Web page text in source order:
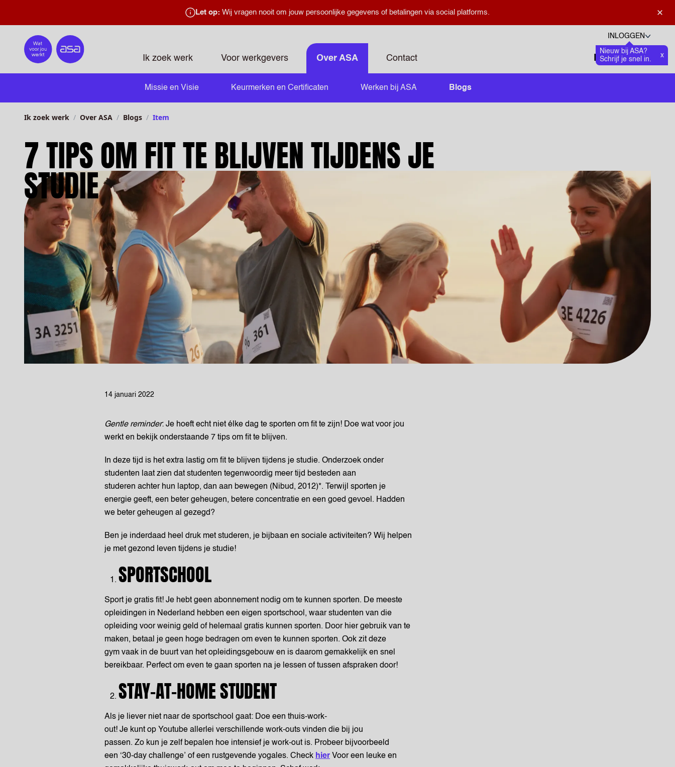
×
Let op: Wij vragen nooit om jouw persoonlijke gegevens of betalingen via social platforms.
Home
INLOGGEN
Nieuw bij ASA?
Schrijf je snel in.
x
Ik zoek werk Voor werkgevers Over ASA Contact
Talen
Zoeken openen
0
Missie en Visie Keurmerken en Certificaten Werken bij ASA Blogs
Ik zoek werk Over ASA Blogs Item
7 TIPS OM FIT TE BLIJVEN TIJDENS JE
STUDIE
14 januari 2022
Gentle reminder: Je hoeft echt niet élke dag te sporten om fit te zijn! Doe wat voor jou
werkt en bekijk onderstaande 7 tips om fit te blijven.
In deze tijd is het extra lastig om fit te blijven tijdens je studie. Onderzoek onder
studenten laat zien dat studenten tegenwoordig meer tijd besteden aan
studeren achter hun laptop, dan aan bewegen (Nibud, 2012)*. Terwijl sporten je
energie geeft, een beter geheugen, betere concentratie en een goed gevoel. Hadden
we beter geheugen al gezegd?
Ben je inderdaad heel druk met studeren, je bijbaan en sociale activiteiten? Wij helpen
je met gezond leven tijdens je studie!
SPORTSCHOOL
Sport je gratis fit! Je hebt geen abonnement nodig om te kunnen sporten. De meeste
opleidingen in Nederland hebben een eigen sportschool, waar studenten van die
opleiding voor weinig geld of helemaal gratis kunnen sporten. Door hier gebruik van te
maken, betaal je geen hoge bedragen om even te kunnen sporten. Ook zit deze
gym vaak in de buurt van het opleidingsgebouw en is daarom gemakkelijk en snel
bereikbaar. Perfect om even te gaan sporten na je lessen of tussen afspraken door!
STAY-AT-HOME STUDENT
Als je liever niet naar de sportschool gaat: Doe een thuis-work-
out! Je kunt op Youtube allerlei verschillende work-outs vinden die bij jou
passen. Zo kun je zelf bepalen hoe intensief je work-out is. Probeer bijvoorbeeld
een ‘30-day challenge’ of een rustgevende yogales. Check hier Voor een leuke en